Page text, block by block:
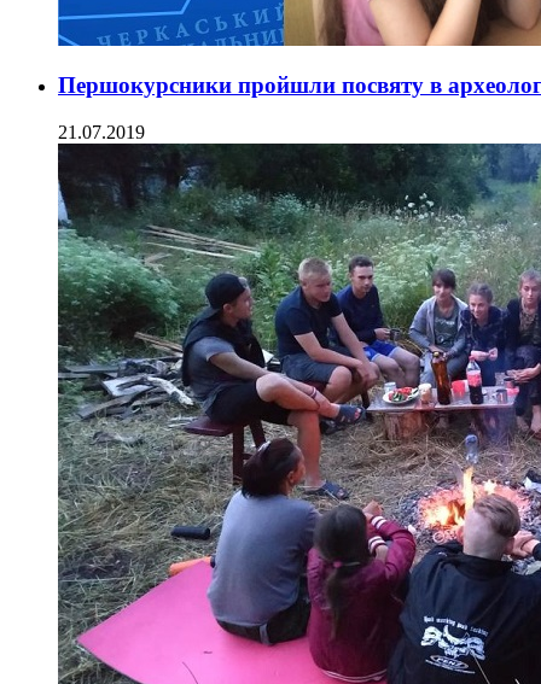
Першокурсники пройшли посвяту в
21.07.2019